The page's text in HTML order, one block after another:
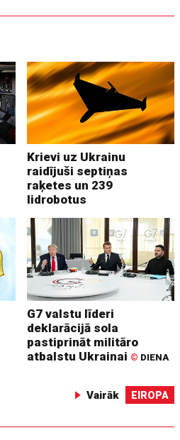
Krievi uz Ukrainu
raidījuši septiņas
raķetes un 239
lidrobotus
G7 valstu līderi
deklarācijā sola
pastiprināt militāro
atbalstu Ukrainai © DIENA
Vairāk EIROPA